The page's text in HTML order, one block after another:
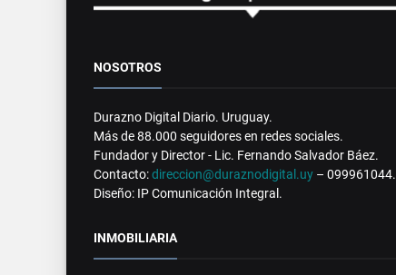
NOSOTROS
Durazno Digital Diario. Uruguay.
Más de 88.000 seguidores en redes sociales.
Fundador y Director - Lic. Fernando Salvador Báez.
Contacto:direccion@duraznodigital.uy – 099961044.
Diseño: IP Comunicación Integral.
INMOBILIARIA